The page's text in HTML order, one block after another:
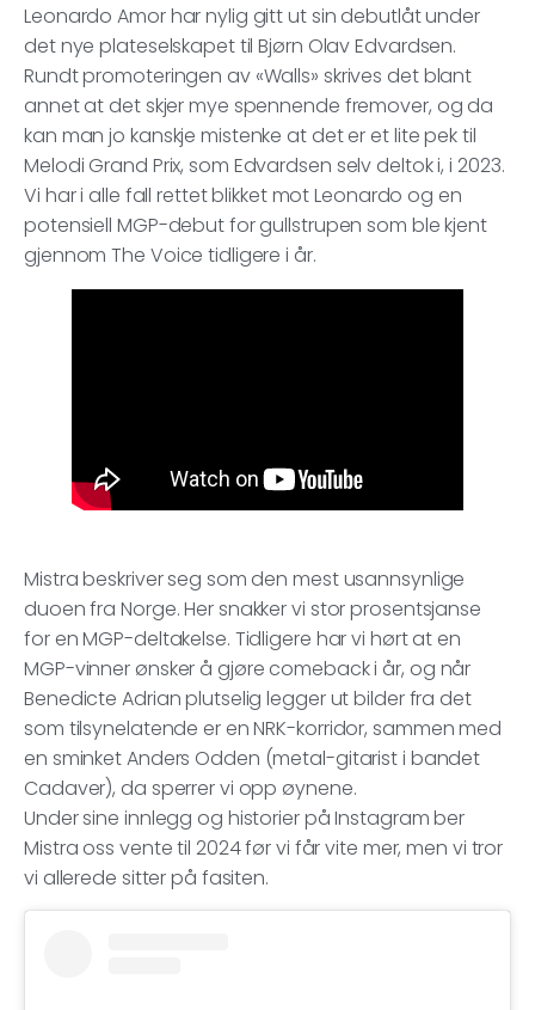
Leonardo Amor har nylig gitt ut sin debutlåt under
det nye plateselskapet til Bjørn Olav Edvardsen.
Rundt promoteringen av «Walls» skrives det blant
annet at det skjer mye spennende fremover, og da
kan man jo kanskje mistenke at det er et lite pek til
Melodi Grand Prix, som Edvardsen selv deltok i, i 2023.
Vi har i alle fall rettet blikket mot Leonardo og en
potensiell MGP-debut for gullstrupen som ble kjent
gjennom The Voice tidligere i år.
Mistra beskriver seg som den mest usannsynlige
duoen fra Norge. Her snakker vi stor prosentsjanse
for en MGP-deltakelse. Tidligere har vi hørt at en
MGP-vinner ønsker å gjøre comeback i år, og når
Benedicte Adrian plutselig legger ut bilder fra det
som tilsynelatende er en NRK-korridor, sammen med
en sminket Anders Odden (metal-gitarist i bandet
Cadaver), da sperrer vi opp øynene.
Under sine innlegg og historier på Instagram ber
Mistra oss vente til 2024 før vi får vite mer, men vi tror
vi allerede sitter på fasiten.